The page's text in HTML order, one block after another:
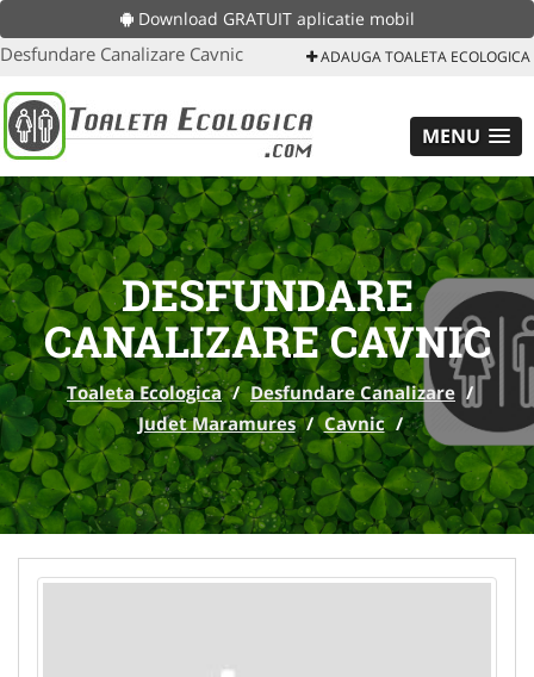
Download GRATUIT aplicatie mobil
Desfundare Canalizare Cavnic ADAUGA TOALETA ECOLOGICA
MENU
DESFUNDARE
CANALIZARE CAVNIC
Toaleta Ecologica / Desfundare Canalizare /
Judet Maramures / Cavnic /